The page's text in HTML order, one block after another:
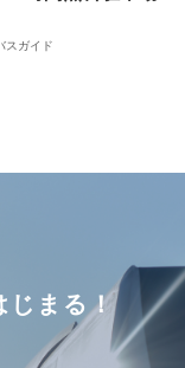
スガイド
じまる！